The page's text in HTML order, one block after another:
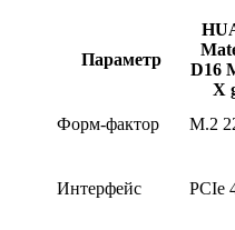
Параметр
D16
X
Форм-фактор M.2
Интерфейс PCIe